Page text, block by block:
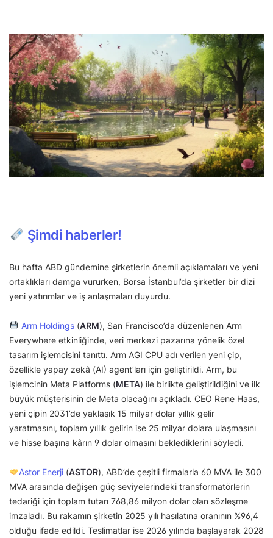
Şimdi haberler!
Bu hafta ABD gündemine şirketlerin önemli açıklamaları ve yeni
ortaklıkları damga vururken, Borsa İstanbul’da şirketler bir dizi
yeni yatırımlar ve iş anlaşmaları duyurdu.
Arm Holdings(ARM), San Francisco’da düzenlenen Arm
Everywhere etkinliğinde, veri merkezi pazarına yönelik özel
tasarım işlemcisini tanıttı. Arm AGI CPU adı verilen yeni çip,
özellikle yapay zekâ (AI) agent’ları için geliştirildi. Arm, bu
işlemcinin Meta Platforms (META) ile birlikte geliştirildiğini ve ilk
büyük müşterisinin de Meta olacağını açıkladı. CEO Rene Haas,
yeni çipin 2031’de yaklaşık 15 milyar dolar yıllık gelir
yaratmasını, toplam yıllık gelirin ise 25 milyar dolara ulaşmasını
ve hisse başına kârın 9 dolar olmasını beklediklerini söyledi.
Astor Enerji(ASTOR), ABD’de çeşitli firmalarla 60 MVA ile 300
MVA arasında değişen güç seviyelerindeki transformatörlerin
tedariği için toplam tutarı 768,86 milyon dolar olan sözleşme
imzaladı. Bu rakamın şirketin 2025 yılı hasılatına oranının %96,4
olduğu ifade edildi. Teslimatlar ise 2026 yılında başlayarak 2028